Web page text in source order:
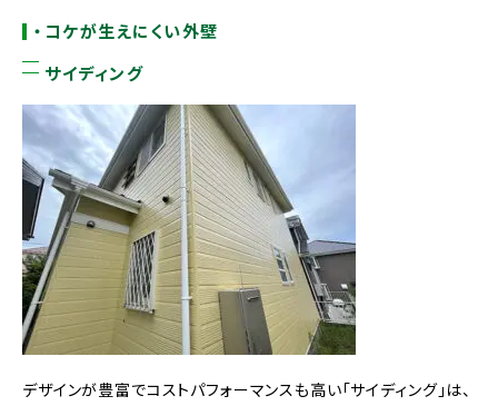
・コケが生えにくい外壁
サイディング
デザインが豊富でコストパフォーマンスも高い「サイディング」は、